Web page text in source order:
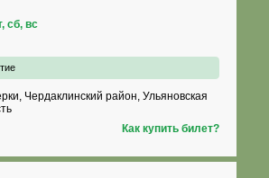
сб, вс
Чердаклинский район, Ульяновская
Как купить билет?